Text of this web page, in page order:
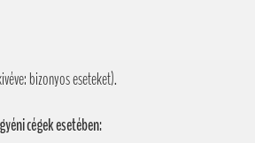
bizonyos eseteket).
cégek esetében: